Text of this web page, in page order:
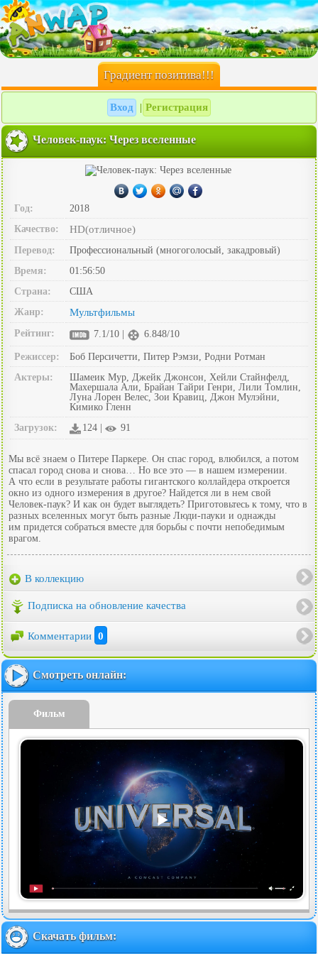
Градиент позитива!!!
Вход Регистрация
Человек-паук: Через вселенные
Год:
2018
Качество:
HD(отличное)
Перевод:
Профессиональный (многоголосый, закадровый)
Время:
01:56:50
Страна:
США
Жанр:
Мультфильмы
Рейтинг: 7.1/10 | 6.848/10
Режиссер:
Боб Персичетти, Питер Рэмзи, Родни Ротман
Актеры:
Шамеик Мур, Джейк Джонсон, Хейли Стайнфелд,
Махершала Али, Брайан Тайри Генри, Лили Томлин,
Луна Лорен Велес, Зои Кравиц, Джон Мулэйни,
Кимико Гленн
Загрузок:
124 | 91
Мы всё знаем о Питере Паркере. Он спас город, влюбился, а потом
спасал город снова и снова… Но все это — в нашем измерении.
А что если в результате работы гигантского коллайдера откроется
окно из одного измерения в другое? Найдется ли в нем свой
Человек-паук? И как он будет выглядеть? Приготовьтесь к тому, что в
разных вселенных могут быть разные Люди-пауки и однажды
им придется собраться вместе для борьбы с почти непобедимым
врагом.
В коллекцию
Подписка на обновление качества
Комментарии 0
Смотреть онлайн:
Фильм
Скачать фильм: